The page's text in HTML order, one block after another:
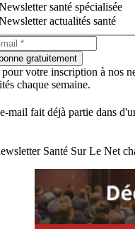
santé spécialisée
actualités santé
gratuitement
votre inscription à nos
chaque semaine.
mail fait déjà partie dans
Santé Sur Le Net